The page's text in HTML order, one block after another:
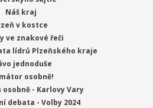
Náš kraj
v kostce
ve znakové řeči
lídrů Plzeňského kraje
jednoduše
osobně!
- Karlovy Vary
debata - Volby 2024